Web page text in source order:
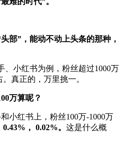
部”，能动不动上头条的那种，
、小红书为例，粉丝超过1000万
。真正的，万里挑一。
万算呢？
小红书上，粉丝100万-1000万
， 0.02%。 这是什么概